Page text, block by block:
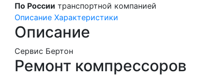
По России транспортной компанией
Описание Характеристики
Описание
Сервис Бертон
Ремонт компрессоров